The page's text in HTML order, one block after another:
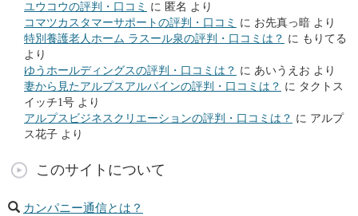
ユウコウの評判・口コミ に 匿名 より
コマツカスタマーサポートの評判・口コミ に お先真っ暗 より
特別養護老人ホーム ラスール泉の評判・口コミは？ に もりてる
より
ゆうホールディングスの評判・口コミは？ に あいうえお より
妻から見たアルプスアルパインの評判・口コミは？ に タクトス
イッチ1号 より
アルプスビジネスクリエーションの評判・口コミは？ に アルプ
ス花子 より
このサイトについて
カンパニー通信とは？